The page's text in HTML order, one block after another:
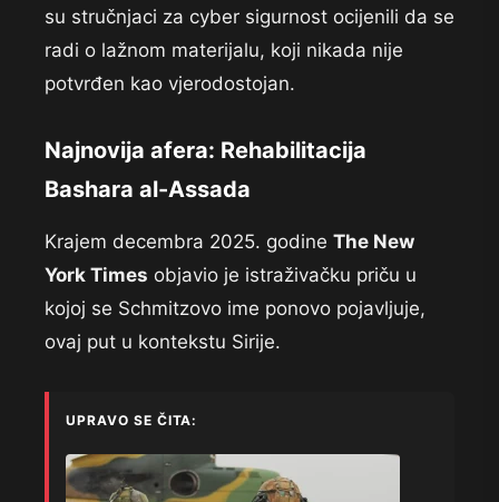
su stručnjaci za cyber sigurnost ocijenili da se
radi o lažnom materijalu, koji nikada nije
potvrđen kao vjerodostojan.
Najnovija afera: Rehabilitacija
Bashara al-Assada
Krajem decembra 2025. godine The New
York Times objavio je istraživačku priču u
kojoj se Schmitzovo ime ponovo pojavljuje,
ovaj put u kontekstu Sirije.
UPRAVO SE ČITA: